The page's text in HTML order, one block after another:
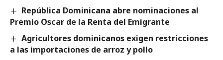
República Dominicana abre nominaciones al
Premio Oscar de la Renta del Emigrante
Agricultores dominicanos exigen restricciones
a las importaciones de arroz y pollo